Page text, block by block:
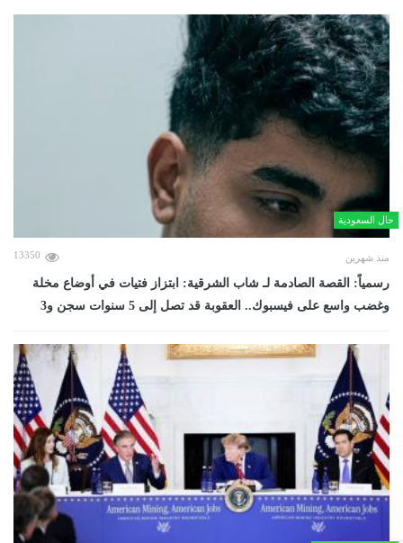
حال السعودية
منذ شهرين 13350
رسمياً: القصة الصادمة لـ شاب الشرقية: ابتزاز فتيات في أوضاع مخلة
وغضب واسع على فيسبوك.. العقوبة قد تصل إلى 5 سنوات سجن و3